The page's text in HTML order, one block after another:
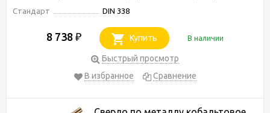
Стандарт DIN 338
8 738 ₽ Купить В наличии
Быстрый просмотр
В избранное
Сравнение